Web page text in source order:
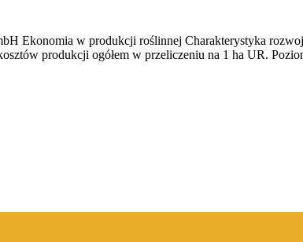
Ekonomia w produkcji roślinnej Charakterystyka
produkcji ogółem w przeliczeniu na 1 ha UR.